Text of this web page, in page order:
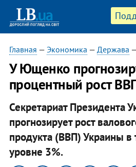
Главная — Экономика — Держава
У Ющенко
процентный рост
Секретариат Президента
прогнозирует рост
продукта (ВВП) Украины в
уровне 3%.